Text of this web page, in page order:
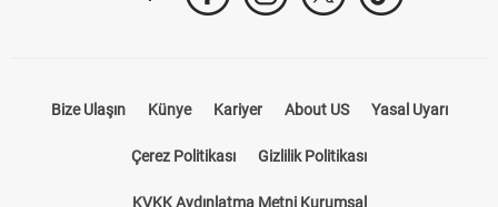
Bize Ulaşın Künye Kariyer About US Yasal Uyarı
Çerez Politikası Gizlilik Politikası
KVKK Aydınlatma Metni Kurumsal